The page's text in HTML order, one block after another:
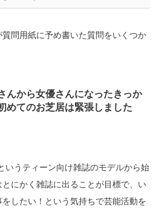
質問用紙に予め書いた質問をいくつか
んから女優さんになったきっか
めてのお芝居は緊張しました
いうティーン向け雑誌のモデルから始
にかく雑誌に出ることが目標で、い
したい！という気持ちで芸能活動を